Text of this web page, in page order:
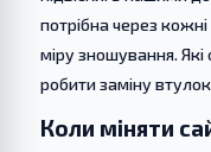
потрібна через кожні
міру зношування.
робити заміну
Коли міняти